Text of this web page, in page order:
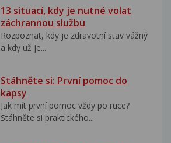
13 situací, kdy je nutné volat
záchrannou službu
Rozpoznat, kdy je zdravotní stav vážný
a kdy už je...
Stáhněte si: První pomoc do
kapsy
Jak mít první pomoc vždy po ruce?
Stáhněte si praktického...